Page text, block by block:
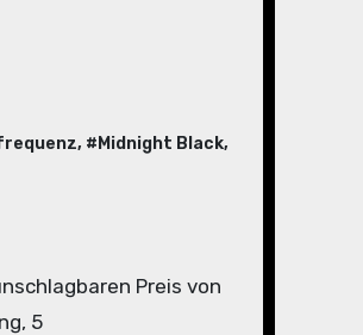
, # Midnight Black,
5